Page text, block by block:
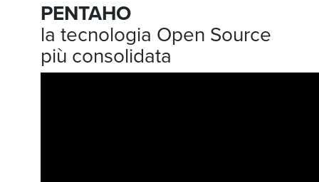
PENTAHO
la tecnologia Open Source
più consolidata